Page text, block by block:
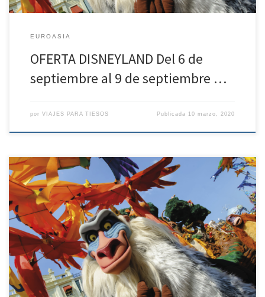
EUROASIA
OFERTA DISNEYLAND Del 6 de
septiembre al 9 de septiembre …
por VIAJES PARA TIESOS Publicada 10 marzo, 2020
OFERTA DISNEYLAND Del 6 de septiembre al 9 de septiembre de
2.020 – 3 noches de estancia – Solo alojamiento, desde 804€ PARA
DOS PERSONAS Políticas de contratación y cancelación
Penalización de 30 euros por persona desde la confirmación de la
reserva. – Entre 99 – 45 días antes de […]